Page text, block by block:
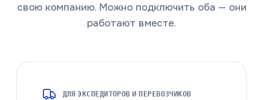
свою компанию. Можно подключить оба — они
работают вместе.
ДЛЯ ЭКСПЕДИТОРОВ И ПЕРЕВОЗЧИКОВ